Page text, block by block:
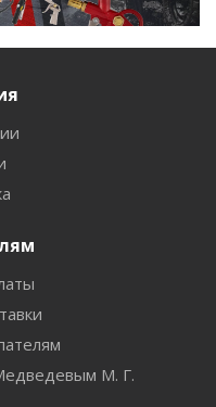
М. Г.